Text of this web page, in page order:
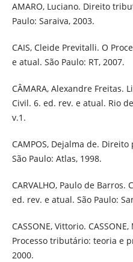
AMARO, Luciano. Direito
Paulo: Saraiva, 2003.
CAIS, Cleide Previtalli. O
e atual. São Paulo: RT, 2007.
CÂMARA, Alexandre Freitas.
Civil. 6. ed. rev. e atual. Rio
v.1.
CAMPOS, Dejalma de.
São Paulo: Atlas, 1998.
CARVALHO, Paulo de
ed. rev. e atual. São Paulo:
CASSONE, Vittorio.
Processo tributário: teoria e
2000.